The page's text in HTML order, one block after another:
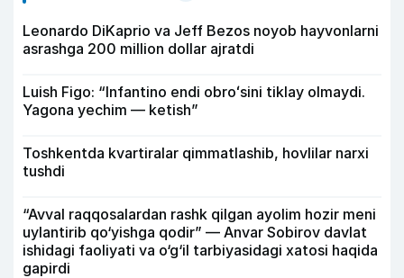
Leonardo DiKaprio va Jeff Bezos noyob hayvonlarni
asrashga 200 million dollar ajratdi
Luish Figo: “Infantino endi obroʻsini tiklay olmaydi.
Yagona yechim — ketish”
Toshkentda kvartiralar qimmatlashib, hovlilar narxi
tushdi
“Avval raqqosalardan rashk qilgan ayolim hozir meni
uylantirib qo‘yishga qodir” — Anvar Sobirov davlat
ishidagi faoliyati va o‘g‘il tarbiyasidagi xatosi haqida
gapirdi